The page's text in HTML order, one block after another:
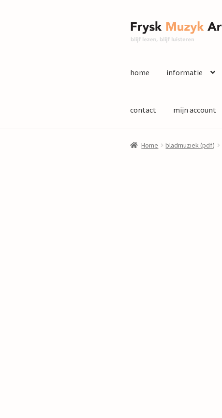
Ga
door
Ga
naar
home informatie
contact mijn account
Home bladmuziek (pdf)